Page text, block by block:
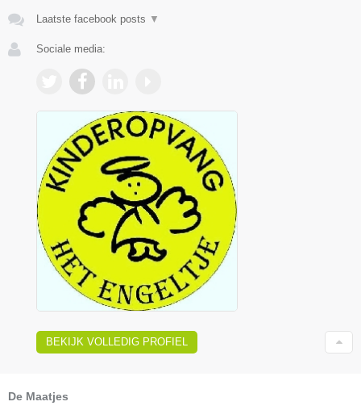
Laatste facebook posts ▼
Sociale media:
BEKIJK VOLLEDIG PROFIEL
De Maatjes